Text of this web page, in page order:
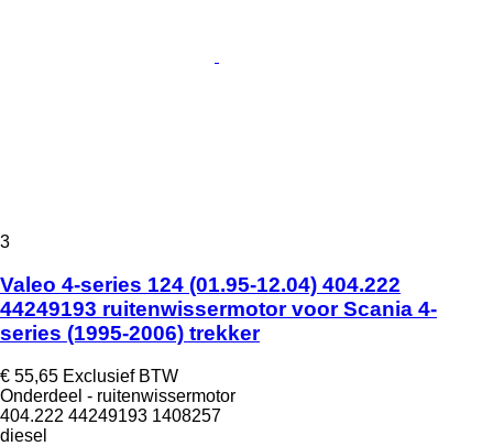
3
Valeo 4-series 124 (01.95-12.04) 404.222
44249193 ruitenwissermotor voor Scania 4-
series (1995-2006) trekker
€ 55,65 Exclusief BTW
Onderdeel - ruitenwissermotor
404.222 44249193 1408257
diesel